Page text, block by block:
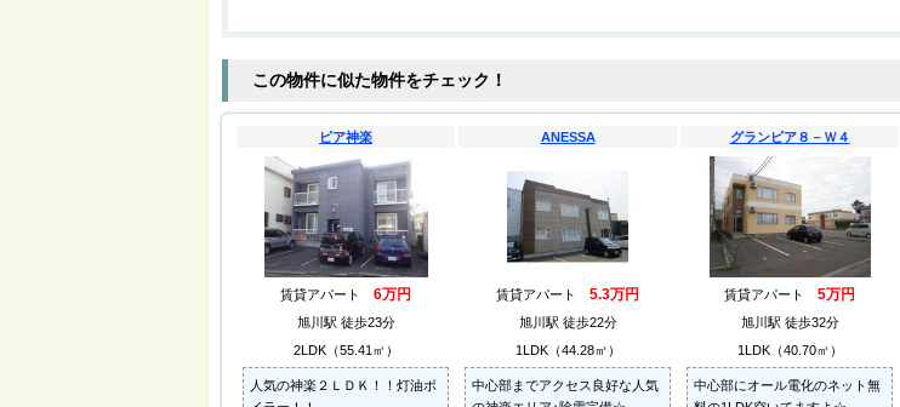
この物件に似た物件をチェック！
ピア神楽
賃貸アパート 6万円
旭川駅 徒歩23分
2LDK（55.41㎡）
人気の神楽２ＬＤＫ！！灯油ボ
ANESSA
賃貸アパート 5.3万円
旭川駅 徒歩22分
1LDK（44.28㎡）
中心部までアクセス良好な人気
グランピア８－Ｗ４
賃貸アパート 5万円
旭川駅 徒歩32分
1LDK（40.70㎡）
中心部にオール電化のネット無